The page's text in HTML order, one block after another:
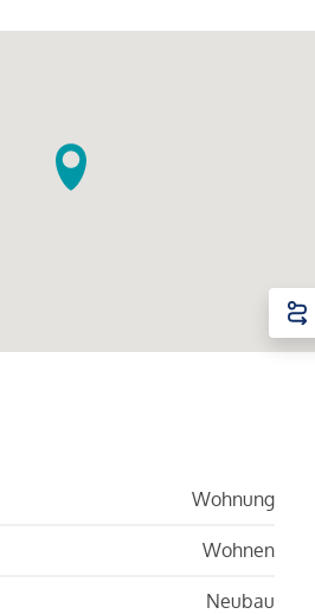
Wohnung
Wohnen
Neubau